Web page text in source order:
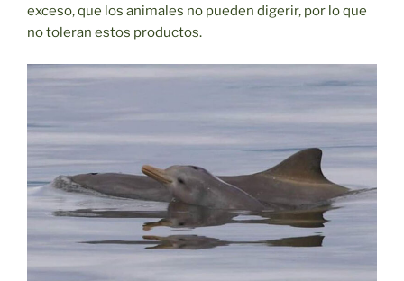
exceso, que los animales no pueden digerir, por lo que
no toleran estos productos.